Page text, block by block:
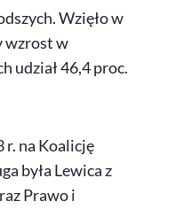
Wzięło w
wzrost w
udział 46,4 proc.
r. na Koalicję
była Lewica z
Prawo i